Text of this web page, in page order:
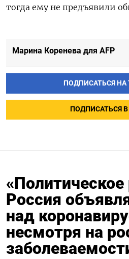
тогда ему не предъявили
Марина Коренева для AFP
ПОДПИСАТЬСЯ НА
ПОДПИСАТЬСЯ В
Россия
над
несмотря на